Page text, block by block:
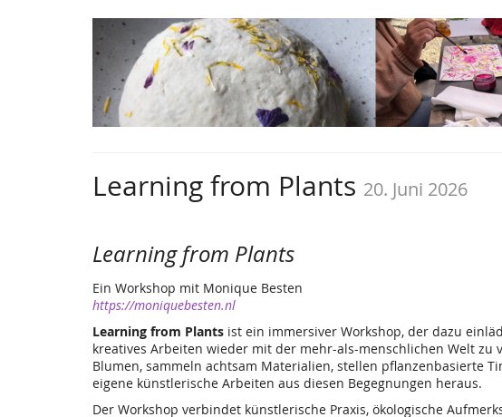
Learning from Plants 20. Juni 2026
Learning from Plants
Ein Workshop mit Monique Besten
https://moniquebesten.nl
Learning from Plants ist ein immersiver Workshop, der dazu
kreatives Arbeiten wieder mit der mehr-als-menschlichen Welt
Blumen, sammeln achtsam Materialien, stellen pflanzenbasierte
eigene künstlerische Arbeiten aus diesen Begegnungen heraus.
Der Workshop verbindet künstlerische Praxis, ökologische